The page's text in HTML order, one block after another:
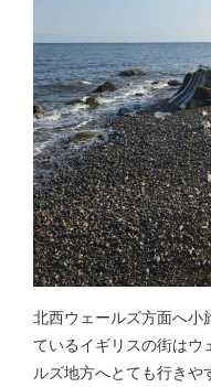
北西ウェールズ方面へ小
ているイギリスの街は
ルズ地方へとても行きや